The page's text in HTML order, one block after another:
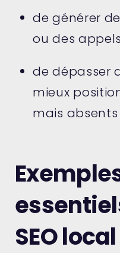
de générer
ou des
de dépasser
mieux
mais
SEO